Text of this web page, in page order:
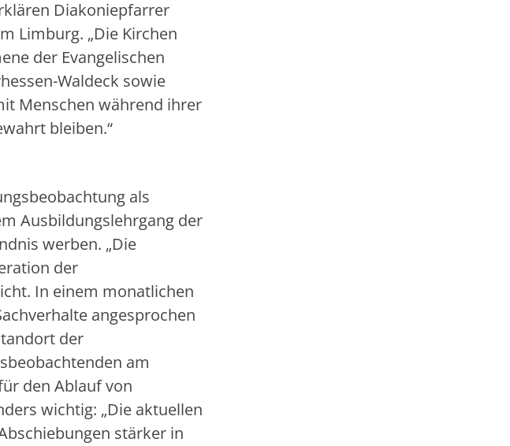
Diakoniepfarrer
Limburg. „Die Kirchen
der Evangelischen
Waldeck sowie
Menschen während ihrer
bleiben.“
als
Ausbildungslehrgang der
werben. „Die
der
In einem monatlichen
angesprochen
der
am
den Ablauf von
wichtig: „Die aktuellen
stärker in